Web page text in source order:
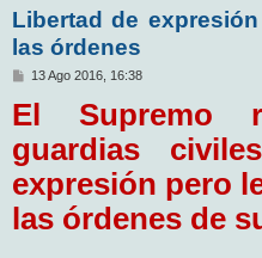
Libertad de
las órdenes
M
n
s
e
13 Ago 2016, 16:38
El Supremo
guardias
expresión pero
las órdenes de